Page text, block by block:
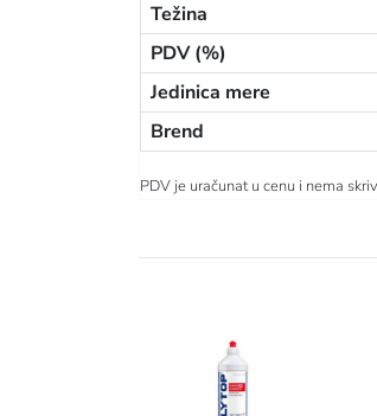
Težina
PDV (%)
Jedinica mere
Brend
PDV je uračunat u cenu i nema